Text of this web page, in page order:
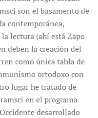
son el basamento de
contemporánea,
lectura (ahí está Zapo
deben la creación del
como única tabla de
ortodoxo con
lugar he tratado de
en el programa
desarrollado